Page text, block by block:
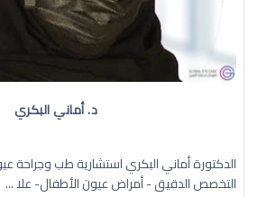
د. أماني البكري
الدكتورة أماني البكري استشارية طب وجراحة
التخصص الدقيق - أمراض عيون الأطفال- علا ...